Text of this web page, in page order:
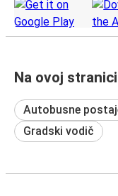
Na ovoj stranici
Autobusne
Gradski vodič